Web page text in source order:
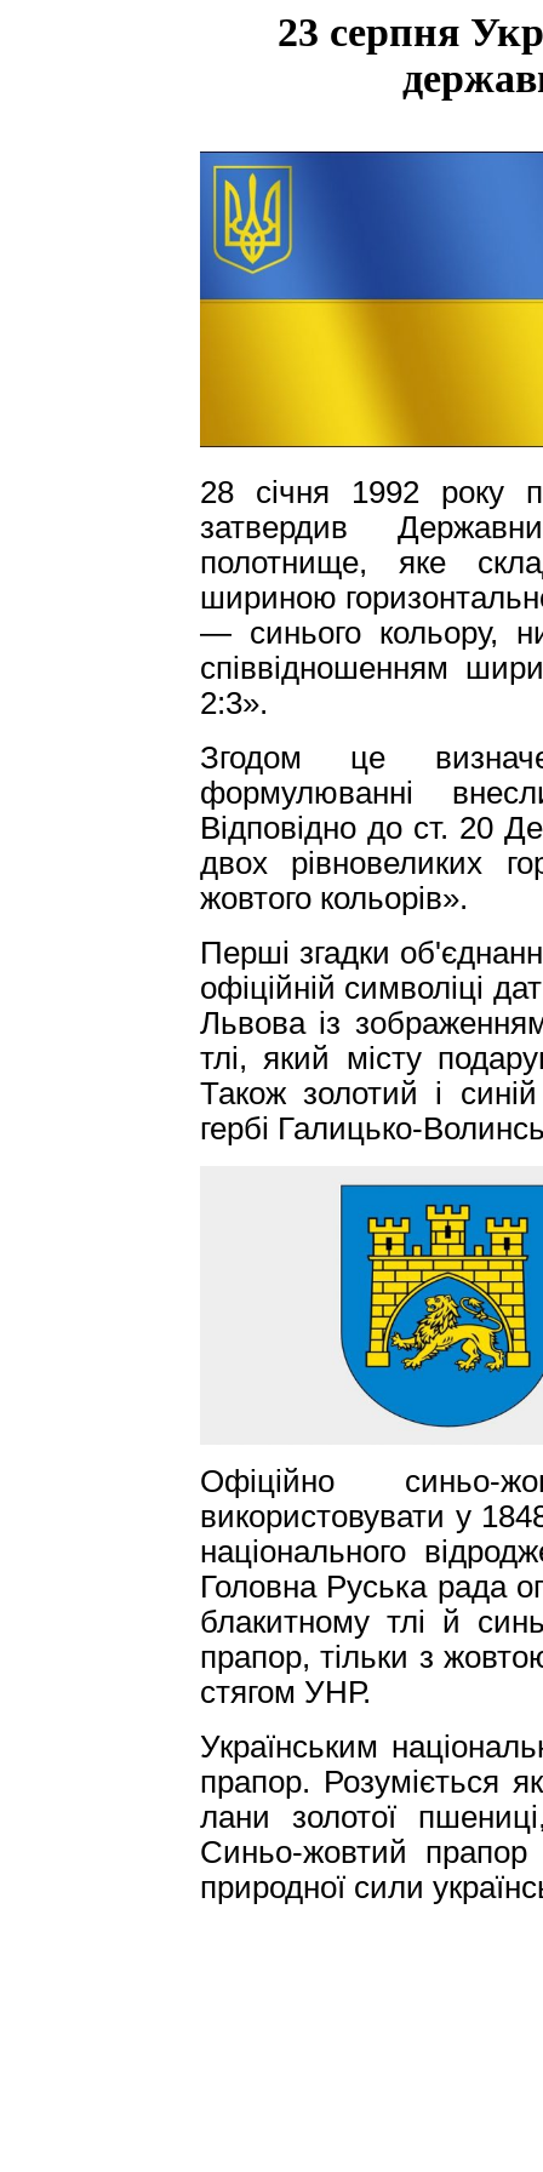
23 серпня
28 січня 1992 року
затвердив
полотнище, яке
шириною
— синього кольору,
співвідношенням
2:3».
Згодом це
формулюванні
Відповідно до ст. 20
двох рівновеликих
жовтого кольорів».
Перші згадки
офіційній символіці
Львова із
тлі, який місту
Також золотий і
гербі Галицько-
Офіційно синьо-
використовувати у
національного
Головна Руська рада
блакитному тлі й
прапор, тільки з
стягом УНР.
Українським
прапор. Розуміється
лани золотої
Синьо-жовтий
природної сили